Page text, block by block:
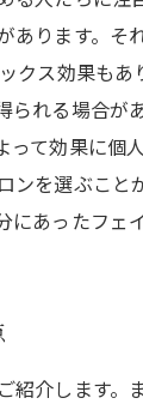
ります。
クス効果も
れる場合
て効果に
を選ぶこ
あったフェ
介します